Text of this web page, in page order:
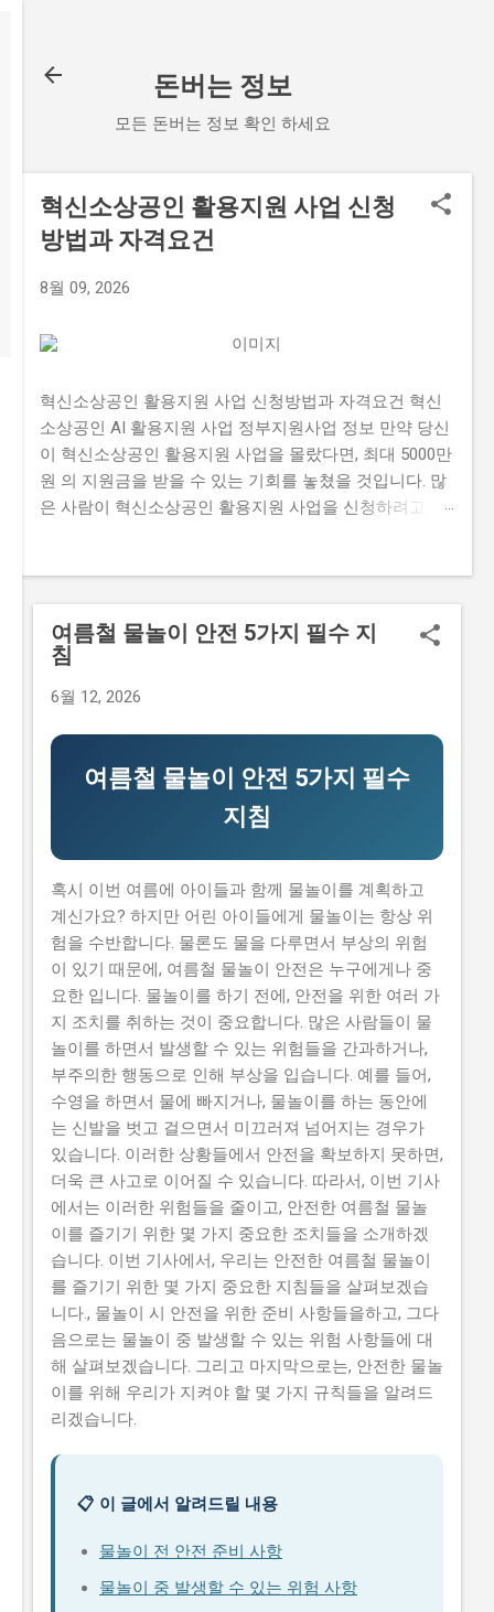
돈버는 정보
모든 돈버는 정보 확인 하세요
혁신소상공인 활용지원 사업 신청
방법과 자격요건
8월 09, 2026
혁신소상공인 활용지원 사업 신청방법과 자격요건 혁신
소상공인 AI 활용지원 사업 정부지원사업 정보 만약 당신
이 혁신소상공인 활용지원 사업을 몰랐다면, 최대 5000만
원 의 지원금을 받을 수 있는 기회를 놓쳤을 것입니다. 많
은 사람이 혁신소상공인 활용지원 사업을 신청하려고 하
신소상공인 활용지원 사업의 신청 자격과 준비물, 지원 내
용과 실제 혜택, 단계별 신청 방법, 탈락하는 이유와 합격
전략 등에 대한 모든 것을 알려드리겠습니다. 또한, 실제
으로, 합격 전략과 자격요건에 대한 팁을 제공해드리겠습
니다. 지금 신청하러 가기 📋 목차 이 사업, 정말 받을 수
별 신청 방법 탈락하는 이유와 합격 전략 이 사업, 정말 받
을 수 있을까? 이 사업이 뭔지, 지원 규모, 연간 선발 인원,
경쟁률 혁신소상공인 활용지원 사업은 중소벤처기업부
에서 주관하는 지원 사업으로, 중소기업 및 소상공인들이
기술을 활용하여 경쟁력을 높일 수 있도록 지원하는 사업
입니다. 본 사업은 연간 500억 원 의 지원금을 대상으로,
총 1000개 의이 선정되며, 경쟁률은 약 10:1 정도로 높습
니다. 유사 사업과 비교 (예비 초기 등 구체적 차이점) 본
사업은 유사 사업으로 예비 창업자들을 대상으로 하는 예
비 창업자 지원 사업 과 초기 창업자를 대상으로 하는 초
기 창업자 지원 사업 이 있습니다. 본 사업과 예비 창업자
지원 사업의 차이점은 지원 대상과 지원 금액입니다. 본
사업은 이미인 중소기업 및 소상공인을 대상으로 최대
5000만...
여름철 물놀이 안전 5가지 필수 지
침
6월 12, 2026
여름철 물놀이 안전 5가지 필수
지침
혹시 이번 여름에 아이들과 함께 물놀이를 계획하고
계신가요? 하지만 어린 아이들에게 물놀이는 항상 위
험을 수반합니다. 물론도 물을 다루면서 부상의 위험
이 있기 때문에, 여름철 물놀이 안전은 누구에게나 중
요한 입니다. 물놀이를 하기 전에, 안전을 위한 여러 가
지 조치를 취하는 것이 중요합니다. 많은 사람들이 물
놀이를 하면서 발생할 수 있는 위험들을 간과하거나,
부주의한 행동으로 인해 부상을 입습니다. 예를 들어,
수영을 하면서 물에 빠지거나, 물놀이를 하는 동안에
는 신발을 벗고 걸으면서 미끄러져 넘어지는 경우가
있습니다. 이러한 상황들에서 안전을 확보하지 못하면,
더욱 큰 사고로 이어질 수 있습니다. 따라서, 이번 기사
에서는 이러한 위험들을 줄이고, 안전한 여름철 물놀
이를 즐기기 위한 몇 가지 중요한 조치들을 소개하겠
습니다. 이번 기사에서, 우리는 안전한 여름철 물놀이
를 즐기기 위한 몇 가지 중요한 지침들을 살펴보겠습
니다., 물놀이 시 안전을 위한 준비 사항들을하고, 그다
음으로는 물놀이 중 발생할 수 있는 위험 사항들에 대
해 살펴보겠습니다. 그리고 마지막으로는, 안전한 물놀
이를 위해 우리가 지켜야 할 몇 가지 규칙들을 알려드
리겠습니다.
📋 이 글에서 알려드릴 내용
물놀이 전 안전 준비 사항
물놀이 중 발생할 수 있는 위험 사항